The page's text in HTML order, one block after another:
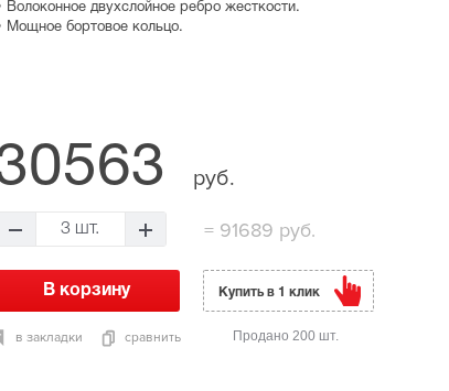
Волоконное двухслойное ребро жесткости.
Мощное бортовое кольцо.
руб.
3 шт. =91689 руб.
в закладки сравнить
Купить в 1 клик
Продано 200 шт.